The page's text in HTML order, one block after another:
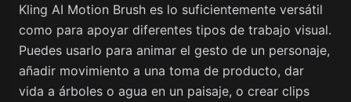
Kling AI Motion Brush es lo suficientemente versátil
como para apoyar diferentes tipos de trabajo visual.
Puedes usarlo para animar el gesto de un personaje,
añadir movimiento a una toma de producto, dar
vida a árboles o agua en un paisaje, o crear clips